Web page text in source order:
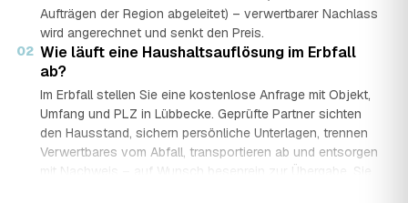
Aufträgen der Region abgeleitet) – verwertbarer Nachlass
wird angerechnet und senkt den Preis.
02 Wie läuft eine Haushaltsauflösung im Erbfall
ab?
Im Erbfall stellen Sie eine kostenlose Anfrage mit Objekt,
Umfang und PLZ in Lübbecke. Geprüfte Partner sichten
den Hausstand, sichern persönliche Unterlagen, trennen
Verwertbares vom Abfall, transportieren ab und entsorgen
mit Nachweis – auf Wunsch besenrein zur Übergabe. Sie